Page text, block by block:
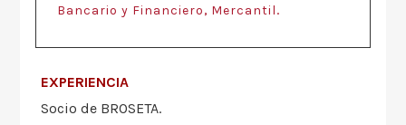
Bancario y Financiero, Mercantil.
EXPERIENCIA
Socio de BROSETA.